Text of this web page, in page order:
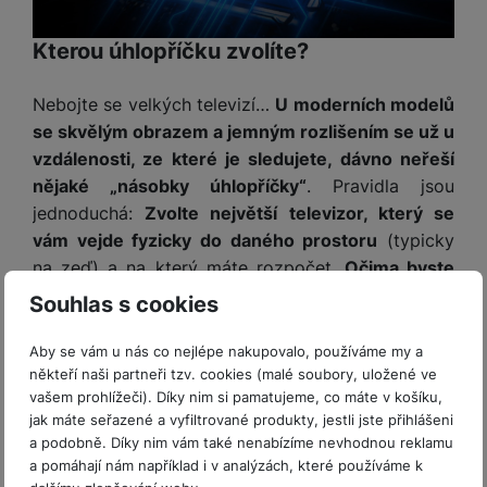
Souhlas s cookies
Aby se vám u nás co nejlépe nakupovalo, používáme my a
někteří naši partneři tzv. cookies (malé soubory, uložené ve
vašem prohlížeči). Díky nim si pamatujeme, co máte v košíku,
jak máte seřazené a vyfiltrované produkty, jestli jste přihlášeni
a podobně. Díky nim vám také nenabízíme nevhodnou reklamu
a pomáhají nám například i v analýzách, které používáme k
Kterou úhlopříčku zvolíte?
Nebojte se velkých televizí… U moderních modelů
se skvělým obrazem a jemným rozlišením se už u
vzdálenosti, ze které je sledujete, dávno neřeší
nějaké „násobky úhlopříčky“. Pravidla jsou
jednoduchá: Zvolte největší televizor, který se
vám vejde fyzicky do daného prostoru (typicky
na zeď) a na který máte rozpočet.Očima byste
pokud možno měli obsáhnout celý obraz
krční páteři). Jinak je aležádoucí, aby obří
televizor vyplnil vaše zorné pole. Díky mimořádně
elegantnímu, prakticky bezrámečkovému
designu NeoSlimje navíc tato ultratenká televize
ozdobou jakékoli místnosti.Samsung Neo QLED